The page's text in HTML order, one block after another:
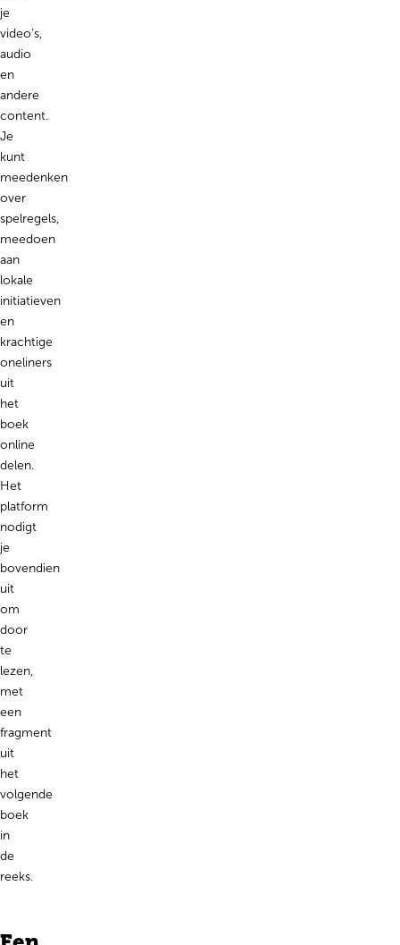
je
video’s,
audio
en
andere
content.
Je
kunt
meedenken
over
spelregels,
meedoen
aan
lokale
initiatieven
en
krachtige
oneliners
uit
het
boek
online
delen.
Het
platform
nodigt
je
bovendien
uit
om
door
te
lezen,
met
een
fragment
uit
het
volgende
boek
in
de
reeks.